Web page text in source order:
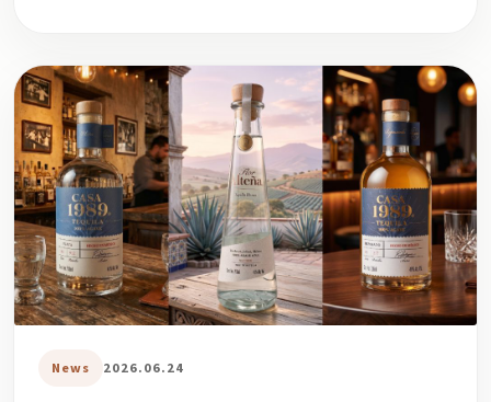
News 2026.06.24